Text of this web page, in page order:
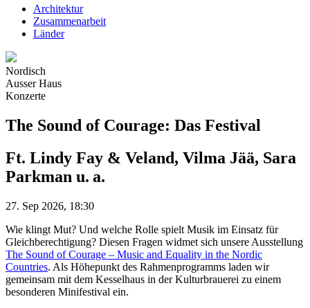
Architektur
Zusammenarbeit
Länder
Nordisch
Ausser Haus
Konzerte
The Sound of Courage: Das Festival
Ft. Lindy Fay & Veland, Vilma Jää, Sara
Parkman u. a.
27. Sep 2026, 18:30
Wie klingt Mut? Und welche Rolle spielt Musik im Einsatz für
Gleichberechtigung? Diesen Fragen widmet sich unsere Ausstellung
The Sound of Courage – Music and Equality in the Nordic
Countries. Als Höhepunkt des Rahmenprogramms laden wir
gemeinsam mit dem Kesselhaus in der Kulturbrauerei zu einem
besonderen Minifestival ein.